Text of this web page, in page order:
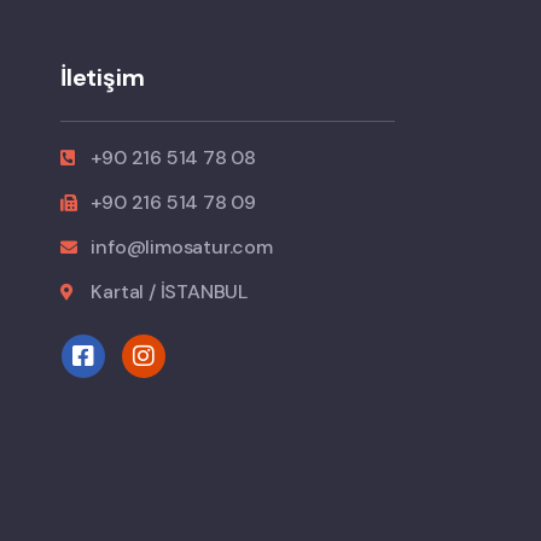
İletişim
+90 216 514 78 08
+90 216 514 78 09
info@limosatur.com
Kartal / İSTANBUL